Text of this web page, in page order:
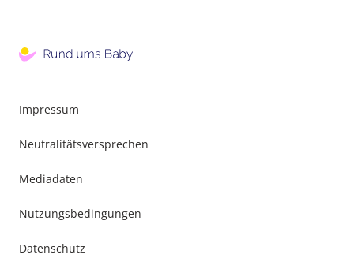
Impressum
Neutralitätsversprechen
Mediadaten
Nutzungsbedingungen
Datenschutz